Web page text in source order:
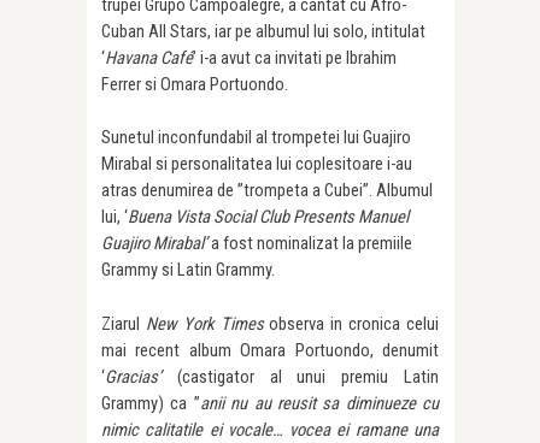
trupei Grupo Campoalegre, a cantat cu Afro-
Cuban All Stars, iar pe albumul lui solo, intitulat
‘Havana Café’ i-a avut ca invitati pe Ibrahim
Ferrer si Omara Portuondo.
Sunetul inconfundabil al trompetei lui Guajiro
Mirabal si personalitatea lui coplesitoare i-au
atras denumirea de ”trompeta a Cubei”. Albumul
lui, ‘Buena Vista Social Club Presents Manuel
Guajiro Mirabal’a fost nominalizat la premiile
Grammy si Latin Grammy.
Ziarul New York Timesobserva in cronica celui
mai recent album Omara Portuondo, denumit
‘Gracias’(castigator al unui premiu Latin
Grammy) ca ”anii nu au reusit sa diminueze cu
nimic calitatile ei vocale… vocea ei ramane una